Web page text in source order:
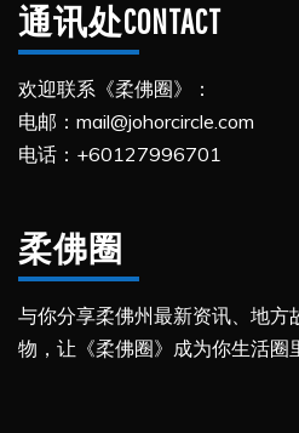
通讯处CONTACT
欢迎联系《柔佛圈》：
电邮：mail@johorcircle.com
电话：+60127996701
柔佛圈
与你分享柔佛州最新资讯、地方
物，让《柔佛圈》成为你生活圈